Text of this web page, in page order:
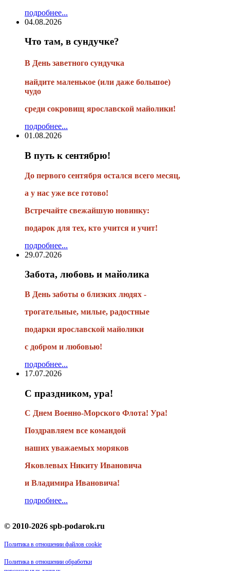
подробнее...
04.08.2026
Что там, в сундучке?
В День заветного сундучка
найдите маленькое (или даже большое)
чудо
среди сокровищ ярославской майолики!
подробнее...
01.08.2026
В путь к сентябрю!
До первого сентября остался всего месяц,
а у нас уже все готово!
Встречайте свежайшую новинку:
подарок для тех, кто учится и учит!
подробнее...
29.07.2026
Забота, любовь и майолика
В День заботы о близких людях -
трогательные, милые, радостные
подарки ярославской майолики
с добром и любовью!
подробнее...
17.07.2026
С праздником, ура!
С Днем Военно-Морского Флота! Ура!
Поздравляем все командой
наших уважаемых моряков
Яковлевых Никиту Ивановича
и Владимира Ивановича!
подробнее...
© 2010-2026 spb-podarok.ru
Политика в отношении файлов cookie
Политика в отношении обработки